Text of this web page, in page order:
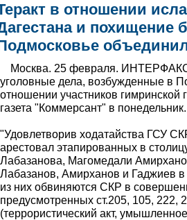
в отношении
и похищение
Москва. 25 февраля.
уголовные дела, возбужденные в
отношении участников гимринской
газета "Коммерсант" в понедельник.
"Удовлетворив ходатайства ГСУ
арестовал этапированных в
Лабазанова, Магомедали
Лабазанов, Амирханов и Гаджиев в
из них обвиняются СКР в
предусмотренных ст.205, 105, 222,
(террористический акт,